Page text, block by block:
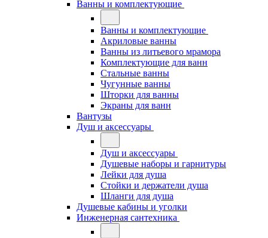
Ванны и комплектующие
Ванны и комплектующие
Акриловые ванны
Ванны из литьевого мрамора
Комплектующие для ванн
Стальные ванны
Чугунные ванны
Шторки для ванны
Экраны для ванн
Вантузы
Душ и аксессуары
Душ и аксессуары
Душевые наборы и гарнитуры
Лейки для душа
Стойки и держатели душа
Шланги для душа
Душевые кабины и уголки
Инженерная сантехника